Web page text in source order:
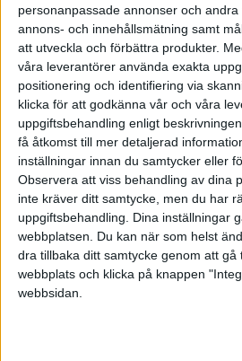
personanpassade annonser och
annons- och innehållsmätning samt
att utveckla och förbättra produkter.
våra leverantörer använda exakta
positionering och identifiering via
klicka för att godkänna vår och våra
uppgiftsbehandling enligt
få åtkomst till mer detaljerad
inställningar innan du samtycker eller
Observera att viss behandling av dina
inte kräver ditt samtycke, men du har
uppgiftsbehandling. Dina inställningar
webbplatsen. Du kan när som helst
dra tillbaka ditt samtycke genom att gå
webbplats och klicka på knappen
webbsidan.
nästan ingen annan har
olika medieformer
mångfald. Han har
Journalistpriset för
Journalens sista
Resumé.
Nedan ser du
av Mats Ekdahl
Prenumerera på vårt
Bli en av de 13 000 som läser
vecka. Inspiration och